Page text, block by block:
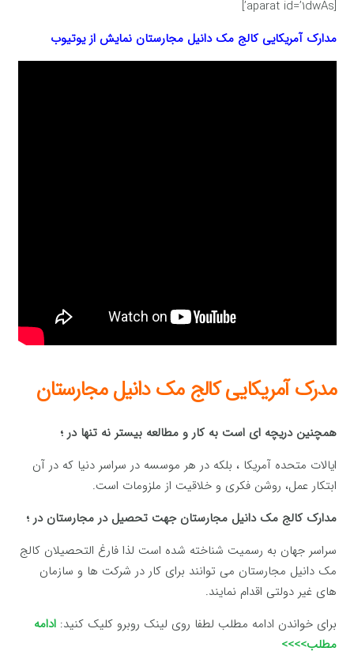
[aparat id=’1dwAs’]
مدارک آمریکایی کالج مک دانیل مجارستان نمایش از یوتیوب
مدرک آمریکایی کالج مک دانیل مجارستان
همچنین دریچه ای است به کار و مطالعه بیستر نه تنها در ؛
ایالات متحده آمریکا ، بلکه در هر موسسه در سراسر دنیا که در آن
ابتکار عمل، روشن فکری و خلاقیت از ملزومات است.
مدارک کالج مک دانیل مجارستان جهت تحصیل در مجارستان در ؛
سراسر جهان به رسمیت شناخته شده است لذا فارغ التحصیلان کالج
مک دانیل مجارستان می توانند برای کار در شرکت ها و سازمان
های غیر دولتی اقدام نمایند.
برای خواندن ادامه مطلب لطفا روی لینک روبرو کلیک کنید: ادامه
مطلب>>>>